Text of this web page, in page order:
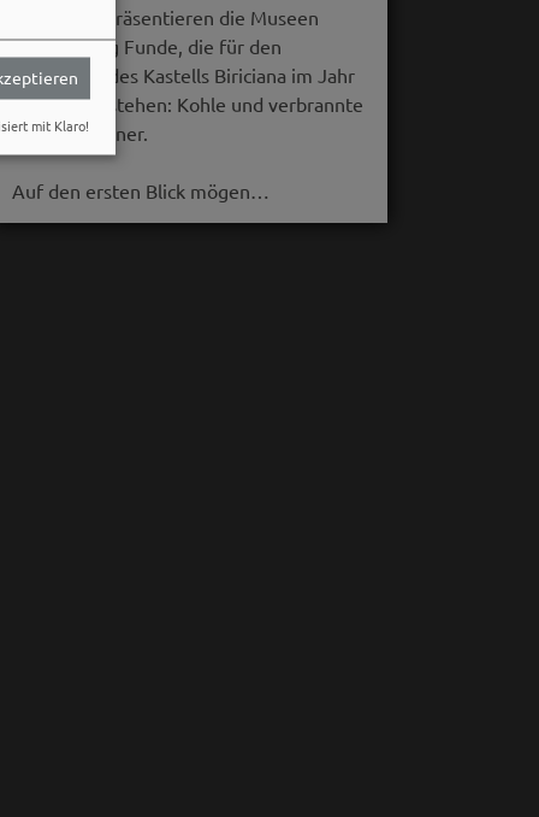
Im August präsentieren die Museen
Weißenburg Funde, die für den
Untergang des Kastells Biriciana im Jahr
254 n. Chr. stehen: Kohle und verbrannte
Getreidekörner.
Auf den ersten Blick mögen…
mit Klaro!